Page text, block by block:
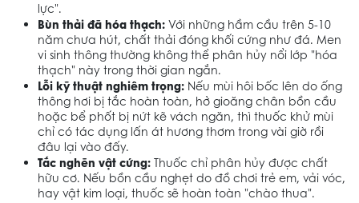
lực".
Bùn thải đã hóa thạch: Với những hầm cầu trên 5-10
năm chưa hút, chất thải đóng khối cứng như đá. Men
vi sinh thông thường không thể phân hủy nổi lớp "hóa
thạch" này trong thời gian ngắn.
Lỗi kỹ thuật nghiêm trọng: Nếu mùi hôi bốc lên do ống
thông hơi bị tắc hoàn toàn, hở gioăng chân bồn cầu
hoặc bể phốt bị nứt kẽ vách ngăn, thì thuốc khử mùi
chỉ có tác dụng lấn át hương thơm trong vài giờ rồi
đâu lại vào đấy.
Tắc nghẽn vật cứng: Thuốc chỉ phân hủy được chất
hữu cơ. Nếu bồn cầu nghẹt do đồ chơi trẻ em, vải vóc,
hay vật kim loại, thuốc sẽ hoàn toàn "chào thua".